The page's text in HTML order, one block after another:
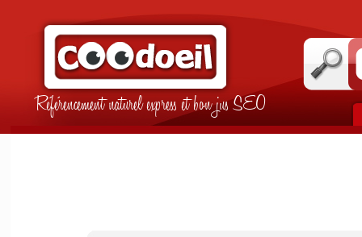
Référencement naturel express et bon jus SEO